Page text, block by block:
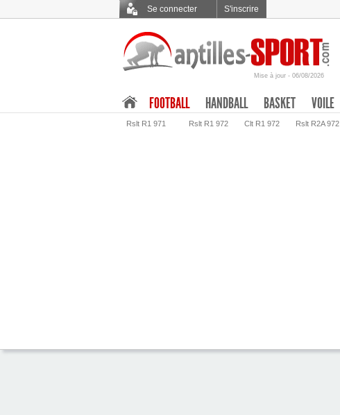
Se connecter S'inscrire
Mise à jour - 06/08/2026
FOOTBALL
Rslt R1 971 Rslt R1 972 Clt R1 972 Rslt R2A 972
HANDBALL BASKET VOILE